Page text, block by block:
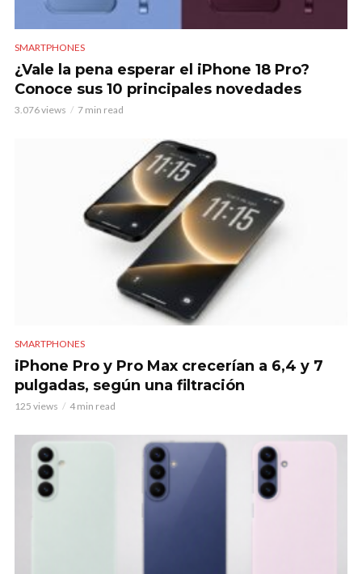
SMARTPHONES
¿Vale la pena esperar el iPhone 18 Pro?
Conoce sus 10 principales novedades
3.076 views 7 min read
SMARTPHONES
iPhone Pro y Pro Max crecerían a 6,4 y 7
pulgadas, según una filtración
125 views 4 min read